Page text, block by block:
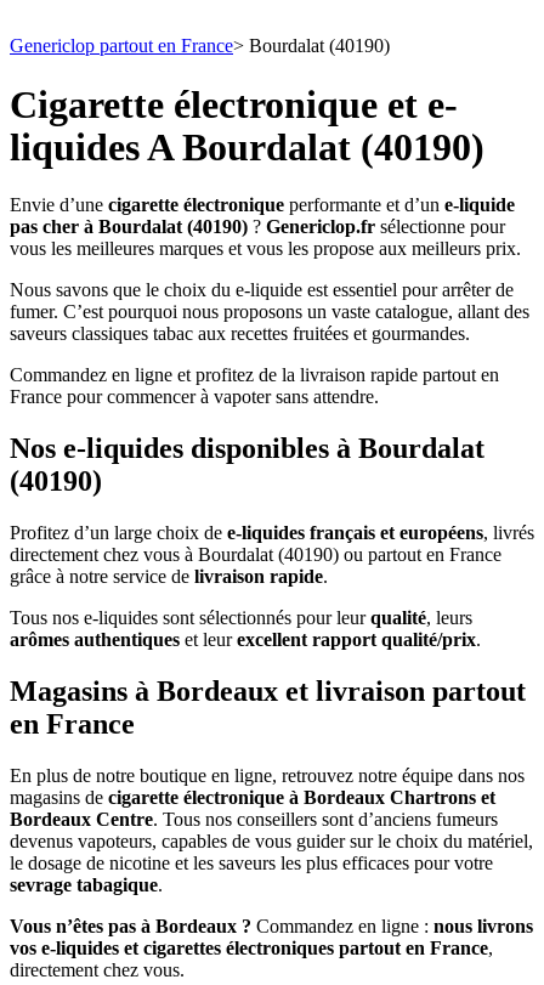
Genericlop partout en France> Bourdalat (40190)
Cigarette électronique et e-
liquides A Bourdalat (40190)
Envie d’une cigarette électronique performante et d’un e-liquide
pas cher à Bourdalat (40190) ? Genericlop.fr sélectionne pour
vous les meilleures marques et vous les propose aux meilleurs prix.
Nous savons que le choix du e-liquide est essentiel pour arrêter de
fumer. C’est pourquoi nous proposons un vaste catalogue, allant des
saveurs classiques tabac aux recettes fruitées et gourmandes.
Commandez en ligne et profitez de la livraison rapide partout en
France pour commencer à vapoter sans attendre.
Nos e-liquides disponibles à Bourdalat
(40190)
Profitez d’un large choix de e-liquides français et européens, livrés
directement chez vous à Bourdalat (40190) ou partout en France
grâce à notre service de livraison rapide.
Tous nos e-liquides sont sélectionnés pour leurqualité, leurs
arômes authentiques et leurexcellent rapport qualité/prix.
Magasins à Bordeaux et livraison partout
en France
En plus de notre boutique en ligne, retrouvez notre équipe dans nos
magasins de cigarette électronique à Bordeaux Chartrons et
Bordeaux Centre. Tous nos conseillers sont d’anciens fumeurs
devenus vapoteurs, capables de vous guider sur le choix du matériel,
le dosage de nicotine et les saveurs les plus efficaces pour votre
sevrage tabagique.
Vous n’êtes pas à Bordeaux ? Commandez en ligne : nous livrons
vos e-liquides et cigarettes électroniques partout en France,
directement chez vous.